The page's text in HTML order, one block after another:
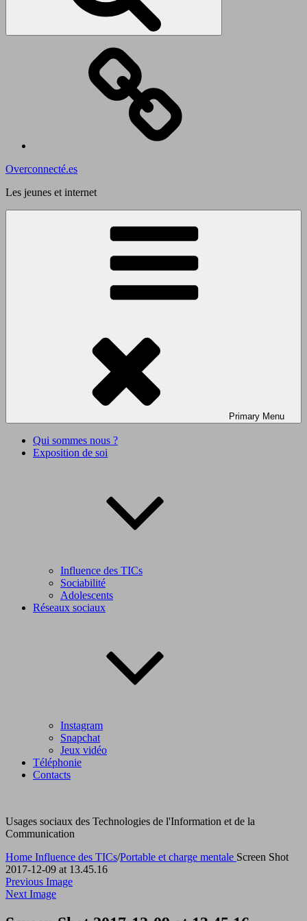
Overconnecté.es
Les jeunes et internet
Primary Menu
Qui sommes nous ?
Exposition de soi
Influence des TICs
Sociabilité
Adolescents
Réseaux sociaux
Instagram
Snapchat
Jeux vidéo
Téléphonie
Contacts
Usages sociaux des Technologies de l'Information et de la
Communication
Home Influence des TICs/Portable et charge mentale Screen Shot
2017-12-09 at 13.45.16
Previous Image
Next Image